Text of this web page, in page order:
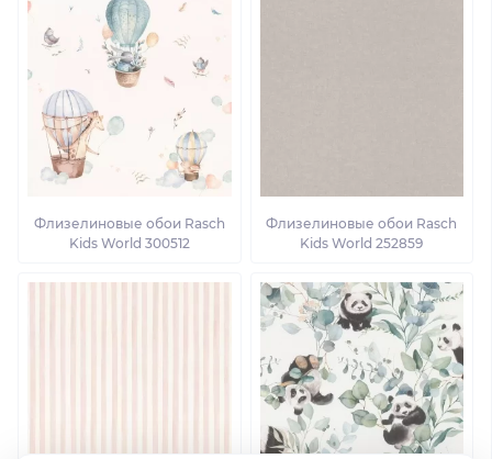
Флизелиновые обои Rasch
Kids World 300512
Флизелиновые обои Rasch
Kids World 252859